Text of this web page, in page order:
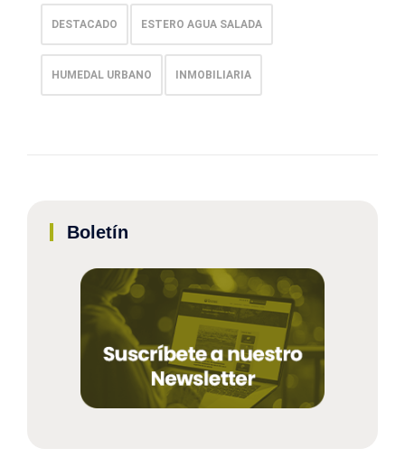
DESTACADO ESTERO AGUA SALADA
HUMEDAL URBANO INMOBILIARIA
Boletín